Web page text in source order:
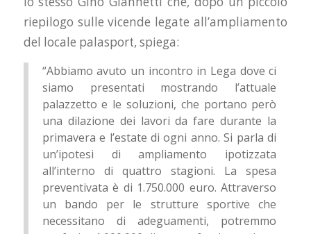
riepilogo sulle vicende legate all’ampliamento
del locale palasport, spiega:
“Abbiamo avuto un incontro in Lega dove ci
siamo presentati mostrando l’attuale
palazzetto e le soluzioni, che portano però
una dilazione dei lavori da fare durante la
primavera e l’estate di ogni anno. Si parla di
un’ipotesi di ampliamento ipotizzata
all’interno di quattro stagioni. La spesa
preventivata è di 1.750.000 euro. Attraverso
un bando per le strutture sportive che
necessitano di adeguamenti, potremmo